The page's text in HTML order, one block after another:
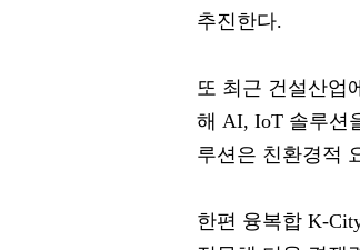
추진한다.
또 최근 건설산업
해 AI, IoT 솔루션
루션은 친환경적
한편 융복합 K-